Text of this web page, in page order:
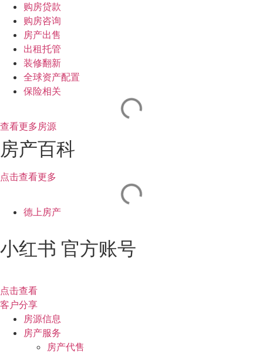
购房贷款
购房咨询
房产出售
出租托管
装修翻新
全球资产配置
保险相关
查看更多房源
房产百科
点击查看更多
德上房产
小红书 官方账号
点击查看
客户分享
房源信息
房产服务
房产代售